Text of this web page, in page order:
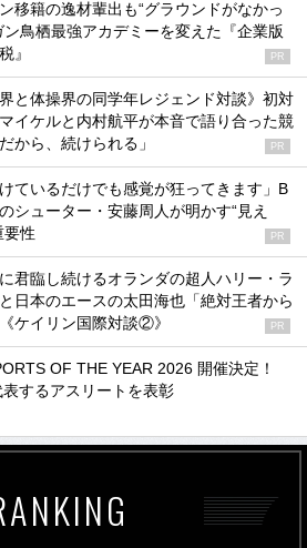
ン移籍の逸材輩出も“グラウンドがなかっ
鳥栖最強アカデミーを変えた『企業版
』
PR
界と体操界の同学年レジェンド対談》初対
イケルと内村航平が本音で語り合った競
から、続けられる」
PR
けているだけでも感覚が狂ってきます」B
シューター・安藤周人が明かす“見え
要性
PR
君臨し続けるオランダの超人ハリー・ラ
日本のエースの太田海也「絶対王者から
ケイリン国際対談②》
PR
OF THE YEAR 2026 開催決定！
するアスリートを表彰